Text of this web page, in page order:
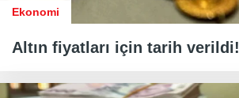
Ekonomi
Altın fiyatları için tarih verildi!